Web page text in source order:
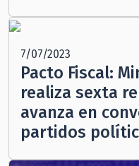
7/07/2023
Pacto Fiscal:
realiza sexta
avanza en
partidos